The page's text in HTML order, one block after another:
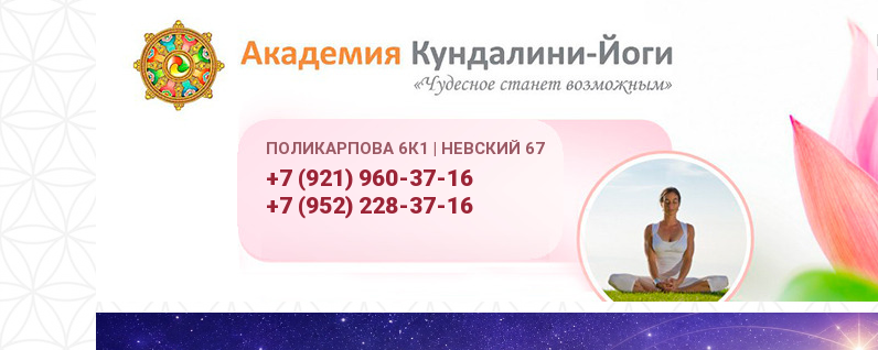
ПОЛИКАРПОВА 6К1 | НЕВСКИЙ 67
+7 (921) 960-37-16
+7 (952) 228-37-16